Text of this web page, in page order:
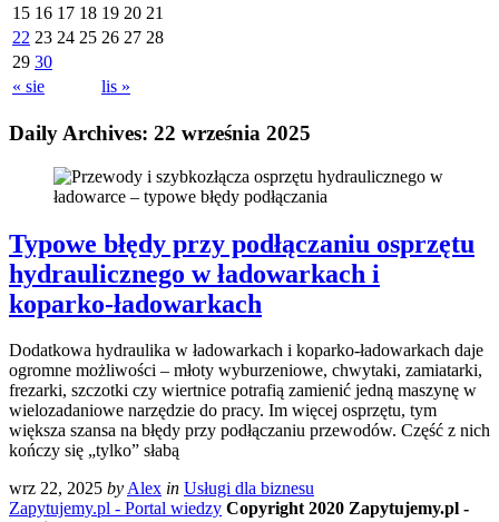
« sie lis »
15 16 17 18 19 20 21
22 23 24 25 26 27 28
29 30
Daily Archives: 22 września 2025
Typowe błędy przy podłączaniu osprzętu
hydraulicznego w ładowarkach i
koparko-ładowarkach
Dodatkowa hydraulika w ładowarkach i koparko-ładowarkach daje
ogromne możliwości – młoty wyburzeniowe, chwytaki, zamiatarki,
frezarki, szczotki czy wiertnice potrafią zamienić jedną maszynę w
wielozadaniowe narzędzie do pracy. Im więcej osprzętu, tym
większa szansa na błędy przy podłączaniu przewodów. Część z nich
kończy się „tylko” słabą
wrz 22, 2025 byAlex in Usługi dla biznesu
Zapytujemy.pl - Portal wiedzy Copyright 2020 Zapytujemy.pl -